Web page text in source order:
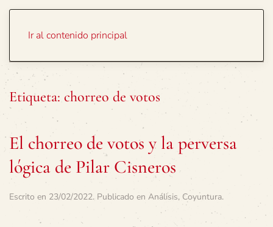
Ir al contenido principal
Etiqueta: chorreo de votos
El chorreo de votos y la perversa
lógica de Pilar Cisneros
Escrito en 23/02/2022. Publicado en Análisis, Coyuntura.